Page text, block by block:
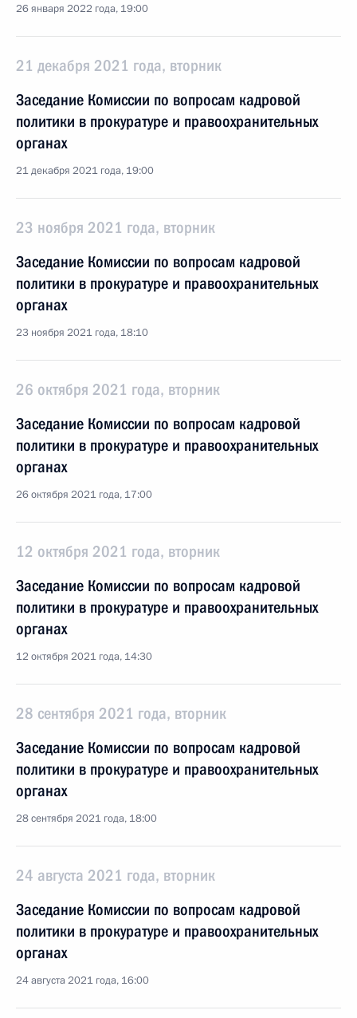
26 января 2022 года, 19:00
21 декабря 2021 года, вторник
Заседание Комиссии по вопросам кадровой
политики в прокуратуре и правоохранительных
органах
21 декабря 2021 года, 19:00
23 ноября 2021 года, вторник
Заседание Комиссии по вопросам кадровой
политики в прокуратуре и правоохранительных
органах
23 ноября 2021 года, 18:10
26 октября 2021 года, вторник
Заседание Комиссии по вопросам кадровой
политики в прокуратуре и правоохранительных
органах
26 октября 2021 года, 17:00
12 октября 2021 года, вторник
Заседание Комиссии по вопросам кадровой
политики в прокуратуре и правоохранительных
органах
12 октября 2021 года, 14:30
28 сентября 2021 года, вторник
Заседание Комиссии по вопросам кадровой
политики в прокуратуре и правоохранительных
органах
28 сентября 2021 года, 18:00
24 августа 2021 года, вторник
Заседание Комиссии по вопросам кадровой
политики в прокуратуре и правоохранительных
органах
24 августа 2021 года, 16:00